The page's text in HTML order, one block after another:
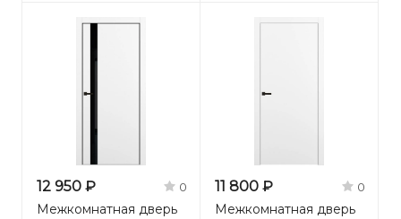
12 950 ₽ 0
Межкомнатная дверь
11 800 ₽ 0
Межкомнатная дверь